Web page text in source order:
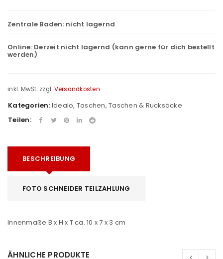
Zentrale Baden: nicht lagernd
Online: Derzeit nicht lagernd (kann gerne für dich bestellt
werden)
inkl. MwSt. zzgl. Versandkosten
Kategorien:Idealo, Taschen, Taschen & Rucksäcke
Teilen:
BESCHREIBUNG
FOTO SCHNEIDER TEILZAHLUNG
Innenmaße B x H x T ca. 10 x 7 x 3 cm
ÄHNLICHE PRODUKTE